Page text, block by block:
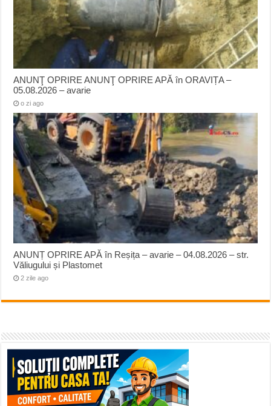
ANUNŢ OPRIRE ANUNŢ OPRIRE APĂ în ORAVIȚA –
05.08.2026 – avarie
o zi ago
ANUNȚ OPRIRE APĂ în Reșița – avarie – 04.08.2026 – str.
Văliugului și Plastomet
2 zile ago